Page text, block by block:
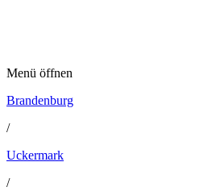
Menü öffnen
Brandenburg
/
Uckermark
/